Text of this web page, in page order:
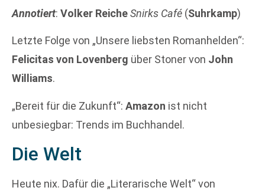
Annotiert: Volker ReicheSnirks Café (Suhrkamp)
Letzte Folge von „Unsere liebsten Romanhelden“:
Felicitas von Lovenberg über Stoner von John
Williams.
„Bereit für die Zukunft“: Amazon ist nicht
unbesiegbar: Trends im Buchhandel.
Die Welt
Heute nix. Dafür die „Literarische Welt“ von